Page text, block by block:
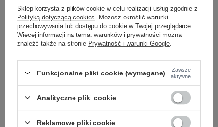
khaki
jasny niebieski
M 2016102271871 - +
Sklep korzysta z plików cookie w celu realizacji usług zgodnie z
Polityką dotyczącą cookies . Możesz określić warunki
przechowywania lub dostępu do cookie w Twojej przeglądarce.
Więcej informacji na temat warunków i prywatności można
znaleźć także na stronie Prywatność i warunki Google
Funkcjonalne pliki cookie (wymagane)
Zawsze
aktywne
Analityczne pliki cookie
Reklamowe pliki cookie